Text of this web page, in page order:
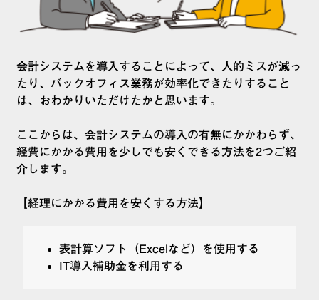
会計システムを導入することによって、人的ミスが減っ
たり、バックオフィス業務が効率化できたりすること
は、おわかりいただけたかと思います。
ここからは、会計システムの導入の有無にかかわらず、
経費にかかる費用を少しでも安くできる方法を2つご紹
介します。
【経理にかかる費用を安くする方法】
表計算ソフト（Excelなど）を使用する
IT導入補助金を利用する